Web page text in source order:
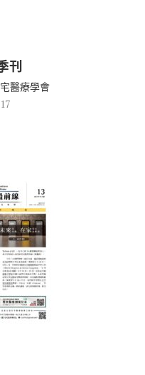
刊
醫療學會